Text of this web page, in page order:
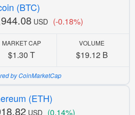
(BTC)
USD (-0.18%)
MARKET CAP
$1.30 T
VOLUME
$19.12 B
by CoinMarketCap
(ETH)
USD (0.14%)